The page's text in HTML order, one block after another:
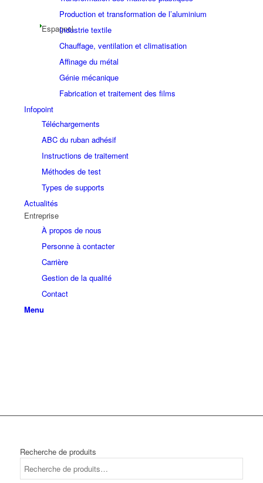
Production et transformation de l’aluminium
Industrie textile
Chauffage, ventilation et climatisation
Affinage du métal
Génie mécanique
Fabrication et traitement des films
Infopoint
Téléchargements
ABC du ruban adhésif
Instructions de traitement
Méthodes de test
Types de supports
Actualités
Entreprise
À propos de nous
Personne à contacter
Carrière
Gestion de la qualité
Contact
Menu
Recherche de produits